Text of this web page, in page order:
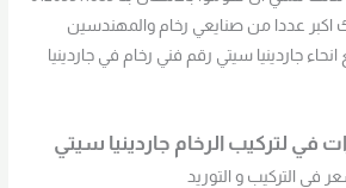
اكبر عددا من صنايعي رخام والمهندسين
جاردينيا سيتي رقم فني رخام في جاردينيا
في التركيب و التوريد